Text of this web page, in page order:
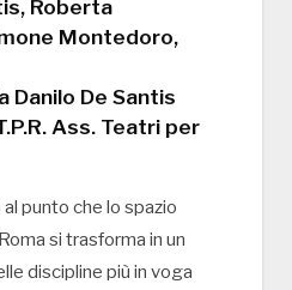
Roberta
Montedoro,
De Santis
Ass. Teatri per
punto che lo spazio
si trasforma in un
discipline più in voga